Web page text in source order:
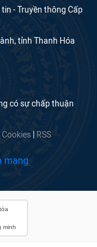
- Truyền thông Cấp
tỉnh Thanh Hóa
có sự chấp thuận
Cookies RSS
minh